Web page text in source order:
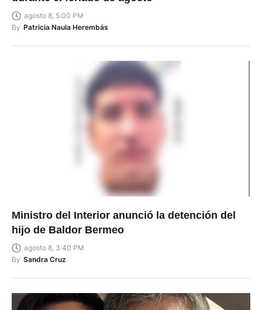
agosto 8, 5:00 PM
By Patricia Naula Herembás
Ministro del Interior anunció la detención del
hijo de Baldor Bermeo
agosto 8, 3:40 PM
By Sandra Cruz